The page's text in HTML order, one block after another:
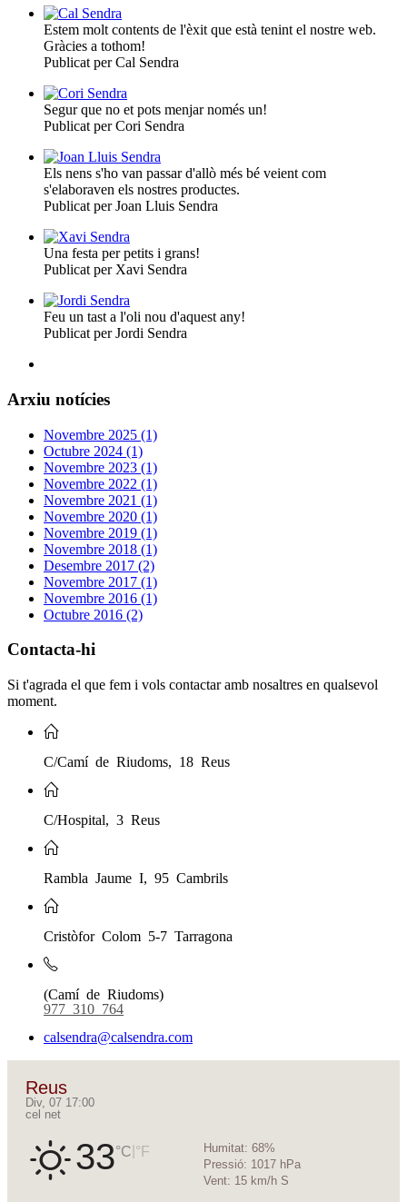
Estem molt contents de l'èxit que està tenint el nostre web.
Gràcies a tothom!
Publicat per Cal Sendra
Segur que no et pots menjar només un!
Publicat per Cori Sendra
Els nens s'ho van passar d'allò més bé veient com
s'elaboraven els nostres productes.
Publicat per Joan Lluis Sendra
Una festa per petits i grans!
Publicat per Xavi Sendra
Feu un tast a l'oli nou d'aquest any!
Publicat per Jordi Sendra
Arxiu notícies
Novembre 2025 (1)
Octubre 2024 (1)
Novembre 2023 (1)
Novembre 2022 (1)
Novembre 2021 (1)
Novembre 2020 (1)
Novembre 2019 (1)
Novembre 2018 (1)
Desembre 2017 (2)
Novembre 2017 (1)
Novembre 2016 (1)
Octubre 2016 (2)
Contacta-hi
Si t'agrada el que fem i vols contactar amb nosaltres en qualsevol
moment.
C/Camí de Riudoms, 18 Reus
C/Hospital, 3 Reus
Rambla Jaume I, 95 Cambrils
Cristòfor Colom 5-7 Tarragona
(Camí de Riudoms)
977 310 764
calsendra@calsendra.com
Reus
Div, 07 17:00
cel net
33°C °F Humitat: 68%
Pressió: 1017 hPa
Vent: 15 km/h S